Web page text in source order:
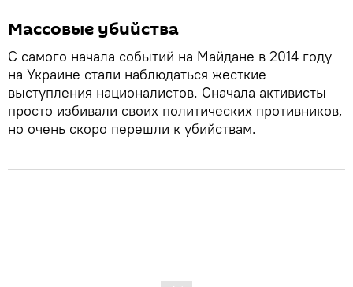
Массовые убийства
С самого начала событий на Майдане в 2014 году
на Украине стали наблюдаться жесткие
выступления националистов. Сначала активисты
просто избивали своих политических противников,
но очень скоро перешли к убийствам.